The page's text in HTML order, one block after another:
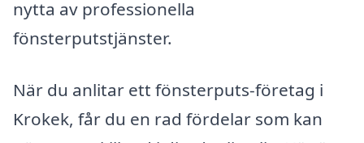
nytta av professionella
fönsterputstjänster.
När du anlitar ett fönsterputs-företag i
Krokek, får du en rad fördelar som kan